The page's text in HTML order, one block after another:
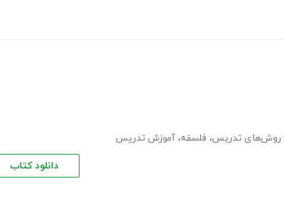
روش‌های تدریس، فلسفه، آموزش تدریس
دانلود کتاب